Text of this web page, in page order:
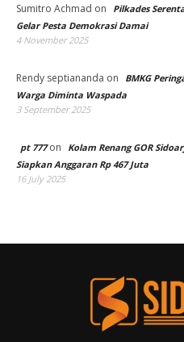
Sumitro Achmad on
Pilkades
Gelar Pesta Demokrasi Damai
4 November 2025
Rendy septiananda on
BMKG
Warga Diminta Waspada
3 September 2025
pt 777on
Kolam Renang GOR
Siapkan Anggaran Rp 467 Juta
16 July 2025